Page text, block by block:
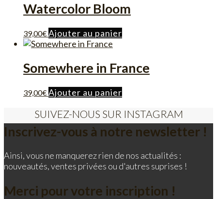
Watercolor Bloom
39,00€ Ajouter au panier
Somewhere in France
39,00€ Ajouter au panier
SUIVEZ-NOUS SUR INSTAGRAM
Inscrivez-vous à notre newsletter !
Ainsi, vous ne manquerez rien de nos actualités :
nouveautés, ventes privées ou d'autres suprises !
Merci pour votre inscription !